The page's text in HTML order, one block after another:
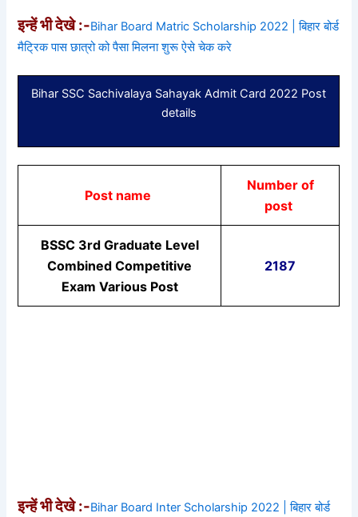
इन्हें भी देखे :-Bihar Board Matric Scholarship 2022 | बिहार बोर्ड
मैट्रिक पास छात्रो को पैसा मिलना शुरू ऐसे चेक करे
Bihar SSC Sachivalaya Sahayak Admit Card 2022 Post
details
Post name
Number of
post
BSSC 3rd Graduate Level
Combined Competitive
Exam Various Post
2187
इन्हें भी देखे :-Bihar Board Inter Scholarship 2022 | बिहार बोर्ड